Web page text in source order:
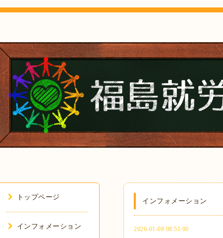
インフォメーション
2026-01-08 08:51:00
トップページ
インフォメーション